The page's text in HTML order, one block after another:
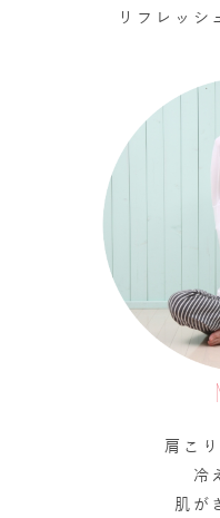
リフレッシ
肩こ
冷
肌が